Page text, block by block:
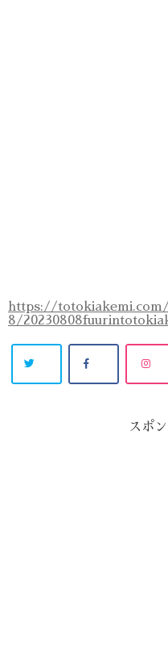
https://
8/
スポ